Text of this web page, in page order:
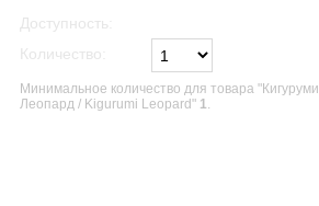
Доступность:
Количество:
Минимальное количество для товара "Кигуруми
Леопард / Kigurumi Leopard" 1.